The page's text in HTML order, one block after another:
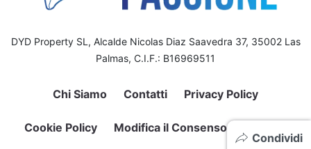
Condividi
DYD Property SL, Alcalde Nicolas Diaz Saavedra 37, 35002 Las
Palmas, C.I.F.: B16969511
Chi Siamo Contatti Privacy Policy
Cookie Policy Modifica il Consenso sui Cookie